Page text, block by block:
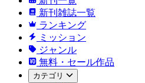
新刊雑誌一覧
ランキング
ミッション
ジャンル
無料・セール作品
カテゴリ